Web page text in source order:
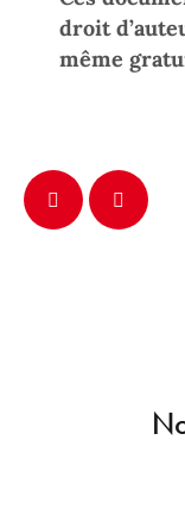
droit
même